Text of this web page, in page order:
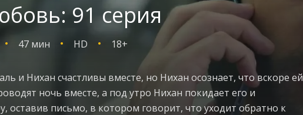
91 серия
47 мин HD 18+
и Нихан счастливы вместе, но Нихан осознает, что вскоре ей
ночь вместе, а под утро Нихан покидает его и
оставив письмо, в котором говорит, что уходит обратно к